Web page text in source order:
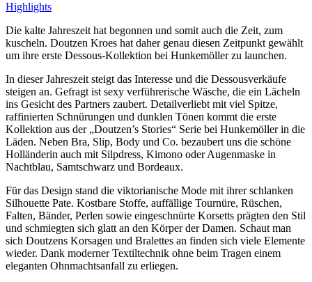
Die kalte Jahreszeit hat begonnen und somit auch die Zeit, zum
kuscheln. Doutzen Kroes hat daher genau diesen Zeitpunkt gewählt
um ihre erste Dessous-Kollektion bei Hunkemöller zu launchen.
In dieser Jahreszeit steigt das Interesse und die Dessousverkäufe
steigen an. Gefragt ist sexy verführerische Wäsche, die ein Lächeln
ins Gesicht des Partners zaubert. Detailverliebt mit viel Spitze,
raffinierten Schnürungen und dunklen Tönen kommt die erste
Kollektion aus der „Doutzen’s Stories“ Serie bei Hunkemöller in die
Läden. Neben Bra, Slip, Body und Co. bezaubert uns die schöne
Holländerin auch mit Silpdress, Kimono oder Augenmaske in
Nachtblau, Samtschwarz und Bordeaux.
Für das Design stand die viktorianische Mode mit ihrer schlanken
Silhouette Pate. Kostbare Stoffe, auffällige Tournüre, Rüschen,
Falten, Bänder, Perlen sowie eingeschnürte Korsetts prägten den Stil
und schmiegten sich glatt an den Körper der Damen. Schaut man
sich Doutzens Korsagen und Bralettes an finden sich viele Elemente
wieder. Dank moderner Textiltechnik ohne beim Tragen einem
eleganten Ohnmachtsanfall zu erliegen.